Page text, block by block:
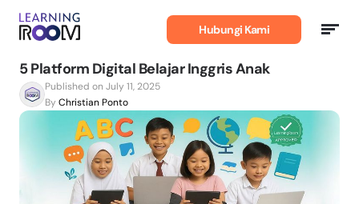
Belajar
Bahasa
Hubungi Kami
5 Platform Digital Belajar Inggris Anak
Published on July 11, 2025
By Christian Ponto